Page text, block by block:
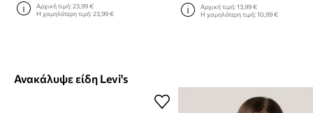
Αρχική τιμή:23,99 €
Η χαμηλότερη τιμή:23,99 €
Αρχική τιμή: 13,99 €
Η χαμηλότερη τιμή: 10,99 €
Ανακάλυψε είδη Levi's